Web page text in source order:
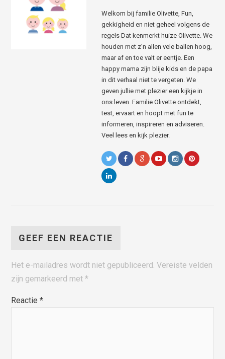
Welkom bij familie Olivette, Fun,
gekkigheid en niet geheel volgens de
regels Dat kenmerkt huize Olivette. We
houden met z’n allen vele ballen hoog,
maar af en toe valt er eentje. Een
happy mama zijn blije kids en de papa
in dit verhaal niet te vergeten. We
geven jullie met plezier een kijkje in
ons leven. Familie Olivette ontdekt,
test, ervaart en hoopt met fun te
informeren, inspireren en adviseren.
Veel lees en kijk plezier.
GEEF EEN REACTIE
Het e-mailadres wordt niet gepubliceerd. Vereiste velden
zijn gemarkeerd met*
Reactie*